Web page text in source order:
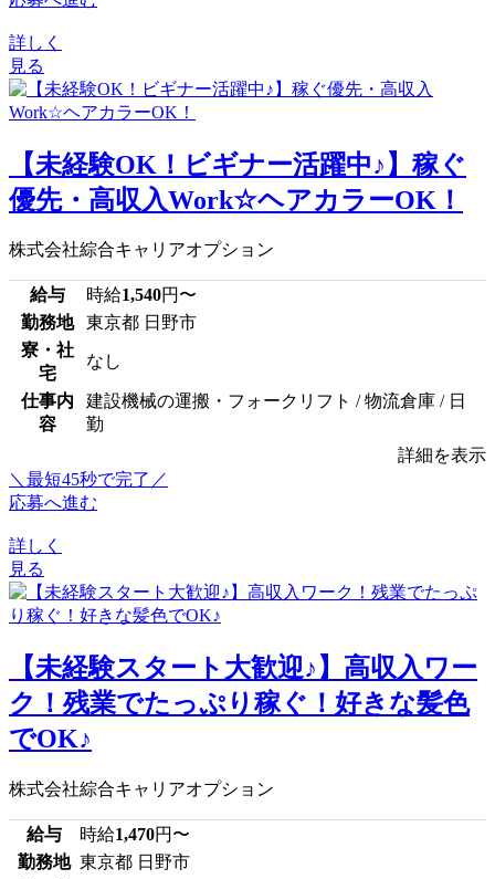
詳しく
見る
【未経験OK！ビギナー活躍中♪】稼ぐ
優先・高収入Work☆ヘアカラーOK！
株式会社綜合キャリアオプション
給与 時給1,540円〜
勤務地
東京都 日野市
寮・社
宅
なし
仕事内
容
建設機械の運搬・フォークリフト / 物流倉庫 / 日
勤
詳細を表示
＼最短45秒で完了／
応募へ進む
詳しく
見る
【未経験スタート大歓迎♪】高収入ワー
ク！残業でたっぷり稼ぐ！好きな髪色
でOK♪
株式会社綜合キャリアオプション
給与 時給1,470円〜
勤務地 東京都 日野市